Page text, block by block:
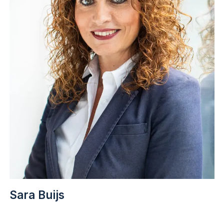
www.linkedin.com/in/mick-steenbergen/
Sara Buijs